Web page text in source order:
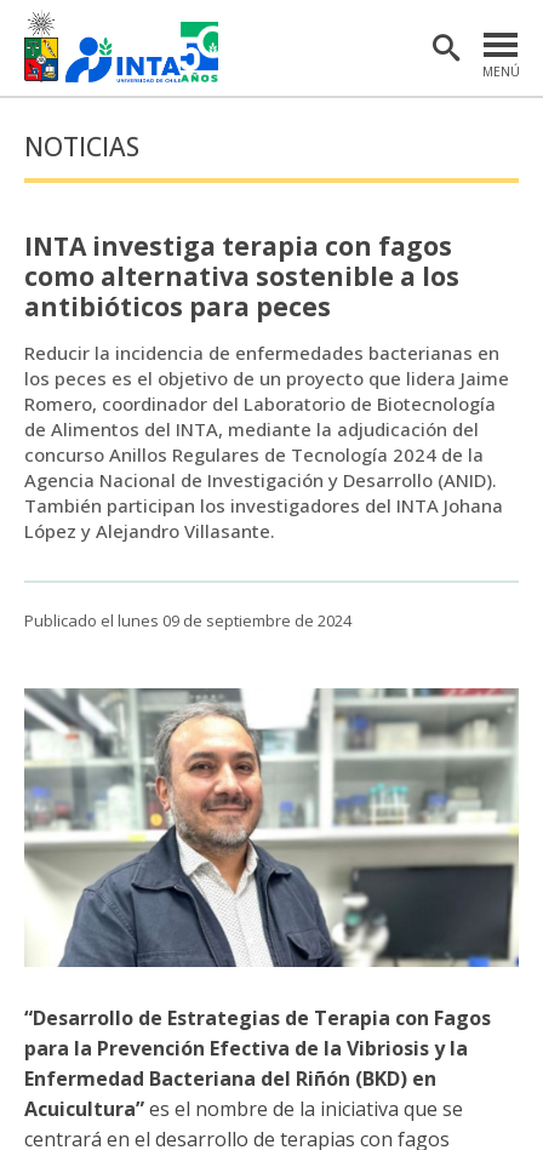
MENÚ
INSTITUTO
INVESTIGACIÓN
EXTENSIÓN Y COMUNICACIONES
MATERIAL DE INTERÉS
ENGLISH
Estudiantes
Académicas/os
Funcionarias/os
NOTICIAS
INTA investiga terapia con fagos
como alternativa sostenible a los
antibióticos para peces
Reducir la incidencia de enfermedades bacterianas en
los peces es el objetivo de un proyecto que lidera Jaime
Romero, coordinador del Laboratorio de Biotecnología
de Alimentos del INTA, mediante la adjudicación del
concurso Anillos Regulares de Tecnología 2024 de la
Agencia Nacional de Investigación y Desarrollo (ANID).
También participan los investigadores del INTA Johana
López y Alejandro Villasante.
Publicado el lunes 09 de septiembre de 2024
“Desarrollo de Estrategias de Terapia con Fagos
para la Prevención Efectiva de la Vibriosis y la
Enfermedad Bacteriana del Riñón (BKD) en
Acuicultura”es el nombre de la iniciativa que se
centrará en el desarrollo de terapias con fagos